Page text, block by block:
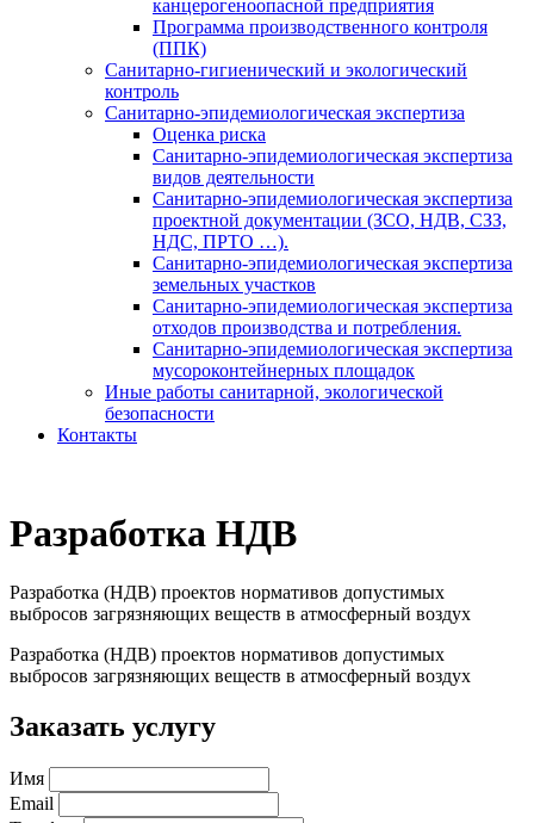
канцерогеноопасной предприятия
Программа производственного контроля
(ППК)
Санитарно-гигиенический и экологический
контроль
Санитарно-эпидемиологическая экспертиза
Оценка риска
Санитарно-эпидемиологическая экспертиза
видов деятельности
Санитарно-эпидемиологическая экспертиза
проектной документации (ЗСО, НДВ, СЗЗ,
НДС, ПРТО …).
Санитарно-эпидемиологическая экспертиза
земельных участков
Санитарно-эпидемиологическая экспертиза
отходов производства и потребления.
Санитарно-эпидемиологическая экспертиза
мусороконтейнерных площадок
Иные работы санитарной, экологической
безопасности
Контакты
Разработка НДВ
Разработка (НДВ) проектов нормативов допустимых
выбросов загрязняющих веществ в атмосферный воздух
Разработка (НДВ) проектов нормативов допустимых
выбросов загрязняющих веществ в атмосферный воздух
Заказать услугу
Имя
Email